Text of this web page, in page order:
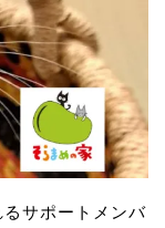
サポートメンバ